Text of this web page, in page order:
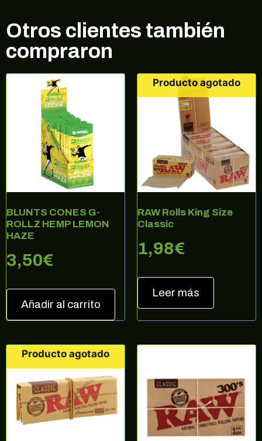
Otros clientes también
compraron
BLUNTS CONES G-
ROLLZ HEMP LEMON
HAZE
3,50€
Añadir al carrito
RAW Rolls King Size
Classic
1,98€
Leer más
Producto agotado
Producto agotado
¡10% DE DESCUENTO EN TU
PRÓXIMA COMPRA!
Regístrate en nuestra newsletter para estar
al corriente de ofertas exclusivas, noticias,
promociones y muchas sorpresas.
Correo electrónico
SUSCRIBIRME
no, gracias